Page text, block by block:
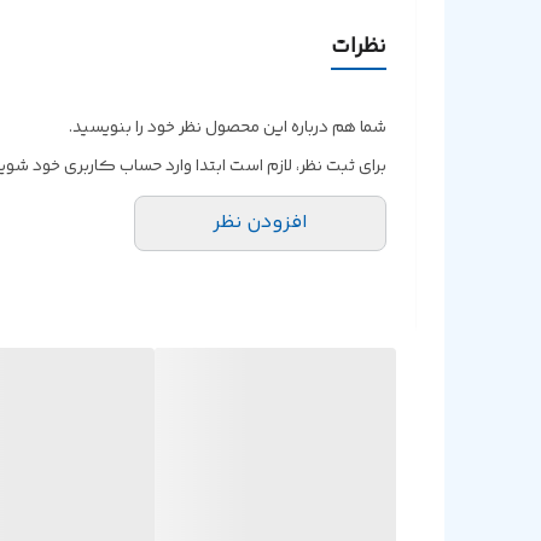
نظرات
شما هم درباره این محصول نظر خود را بنویسید.
برای ثبت نظر، لازم است ابتدا وارد حساب کاربری خود
افزودن نظر